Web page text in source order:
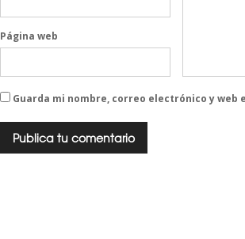
Página web
Guarda mi nombre, correo electrónico y